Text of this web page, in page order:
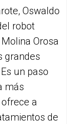
Oswaldo
robot
Orosa
grandes
un paso
más
a
de